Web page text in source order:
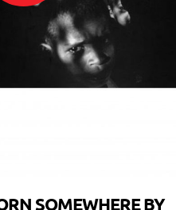
SOMEWHERE BY